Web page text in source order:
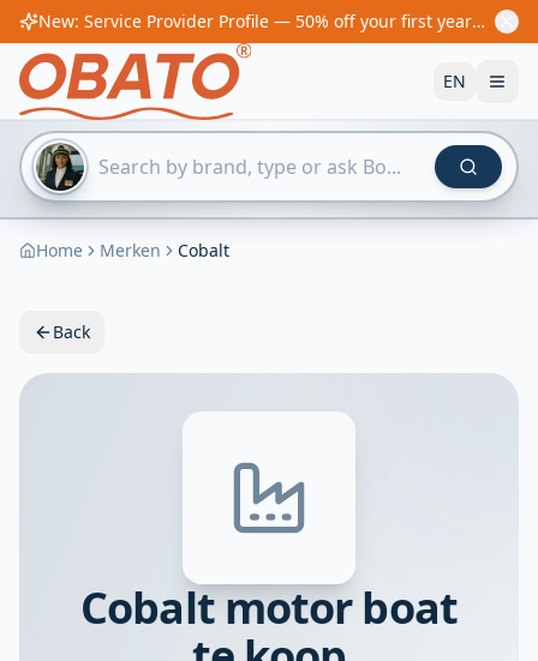
New: Service Provider Profile — 50% off your first year! From €60/year
EN
Home Merken Cobalt
Back
Cobalt motor boat